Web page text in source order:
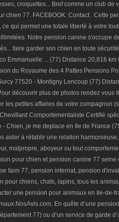
croquettes... Bref comme un club de
chien 77. FACEBOOK. Contact . Cette
ce qui permet une totale liberté à votre
Notre pension canine s'occupe
faire garder son chien en toute
Emmanuelle ... (77) Distance 20,816 km
du Royaume des 4 Pattes Pensions
77520 - Montigny Lencoup (77)
découvrir plus de photos rendez vous
les petites affaires de votre compagnon
Comportementaliste Certifié
- Chien, je me deplace en Ile de France
aider à rétablir une relation
malpropre, aboyeur ou tout
pour chien et pension canine 77 seine
faim 77, pension internat, pension
pour chiens, chats, lapins, tous les
une pension pour animaux en Ile-de-
En quête d’une
77) ou d’un service de garde